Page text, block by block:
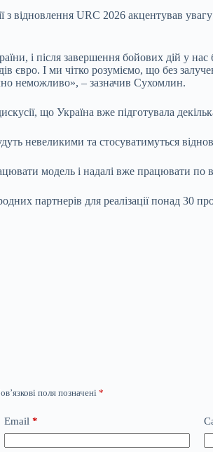
відновлення URC 2026 акцентував
і після завершення бойових дій у нас
євро. І ми чітко розуміємо, що без
неможливо», – зазначив Сухомлин.
що Україна вже підготувала
невеликими та стосуватимуться
модель і надалі вже працювати по
партнерів для реалізації понад 30
поля позначені *
Email *